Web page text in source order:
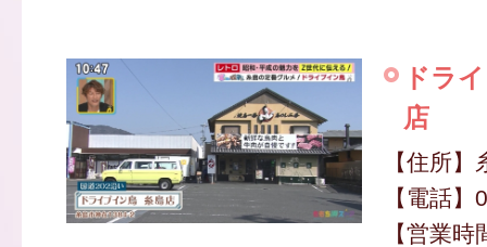
ドラ
店
【住所
【電話
【営業